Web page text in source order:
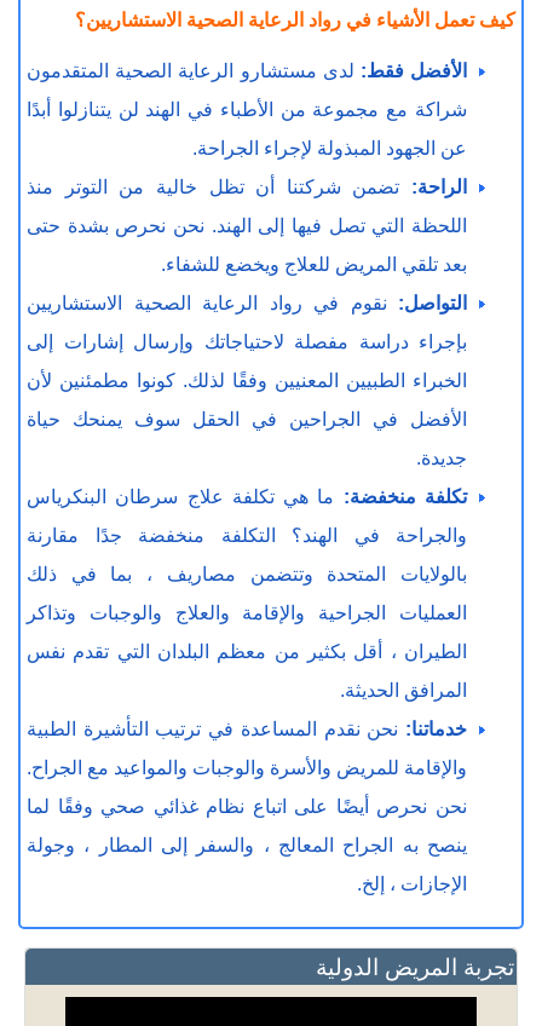
كيف تعمل الأشياء في رواد الرعاية الصحية الاستشاريين؟
الأفضل فقط: لدى مستشارو الرعاية الصحية المتقدمون
شراكة مع مجموعة من الأطباء في الهند لن يتنازلوا أبدًا
عن الجهود المبذولة لإجراء الجراحة.
الراحة: تضمن شركتنا أن تظل خالية من التوتر منذ
اللحظة التي تصل فيها إلى الهند. نحن نحرص بشدة حتى
بعد تلقي المريض للعلاج ويخضع للشفاء.
التواصل: نقوم في رواد الرعاية الصحية الاستشاريين
بإجراء دراسة مفصلة لاحتياجاتك وإرسال إشارات إلى
الخبراء الطبيين المعنيين وفقًا لذلك. كونوا مطمئنين لأن
الأفضل في الجراحين في الحقل سوف يمنحك حياة
جديدة.
تكلفة منخفضة: ما هي تكلفة علاج سرطان البنكرياس
والجراحة في الهند؟ التكلفة منخفضة جدًا مقارنة
بالولايات المتحدة وتتضمن مصاريف ، بما في ذلك
العمليات الجراحية والإقامة والعلاج والوجبات وتذاكر
الطيران ، أقل بكثير من معظم البلدان التي تقدم نفس
المرافق الحديثة.
خدماتنا: نحن نقدم المساعدة في ترتيب التأشيرة الطبية
والإقامة للمريض والأسرة والوجبات والمواعيد مع الجراح.
نحن نحرص أيضًا على اتباع نظام غذائي صحي وفقًا لما
ينصح به الجراح المعالج ، والسفر إلى المطار ، وجولة
الإجازات ، إلخ.
تجربة المريض الدولية